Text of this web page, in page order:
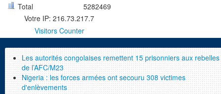
Total
5282469
Votre IP: 216.73.217.7
Visitors Counter
Les autorités congolaises remettent 15 prisonniers aux rebelles
de l’AFC/M23
Nigeria : les forces armées ont secouru 308 victimes
d'enlèvements